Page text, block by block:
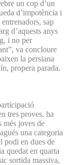
un cop d’un
d’impotència i
sap
d’aquests anys
i no per
va concloure
la persiana
propera parada.
tres proves, ha
més joves de
una categoria
podi en dues de
quedat en quarta
sortida massiva,